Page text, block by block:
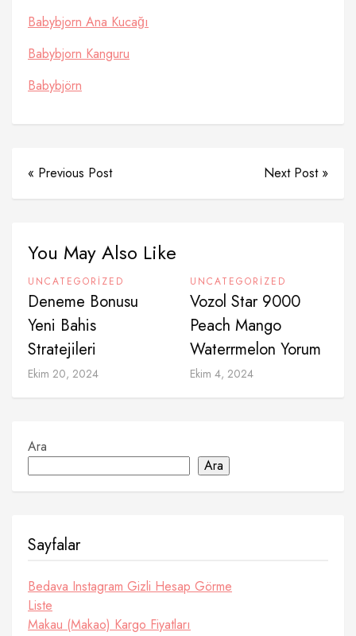
Babybjorn Ana Kucağı
Babybjorn Kanguru
Babybjörn
« Previous Post Next Post »
You May Also Like
UNCATEGORIZED
Deneme Bonusu
Yeni Bahis
Stratejileri
Ekim 20, 2024
UNCATEGORIZED
Vozol Star 9000
Peach Mango
Waterrmelon Yorum
Ekim 4, 2024
Ara
Ara
Sayfalar
Bedava Instagram Gizli Hesap Görme
Liste
Makau (Makao) Kargo Fiyatları